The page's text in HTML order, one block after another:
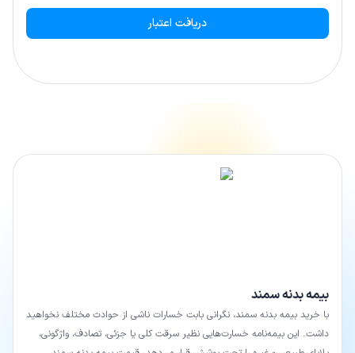
دریافت اعتبار
بیمه بدنه سمند
با خرید بیمه بدنه سمند، نگرانی بابت خسارات ناشی از حوادث مختلف نخواهید
داشت. این بیمه‌نامه خسارت‌هایی نظیر سرقت کلی یا جزئی، تصادف، واژگونی،